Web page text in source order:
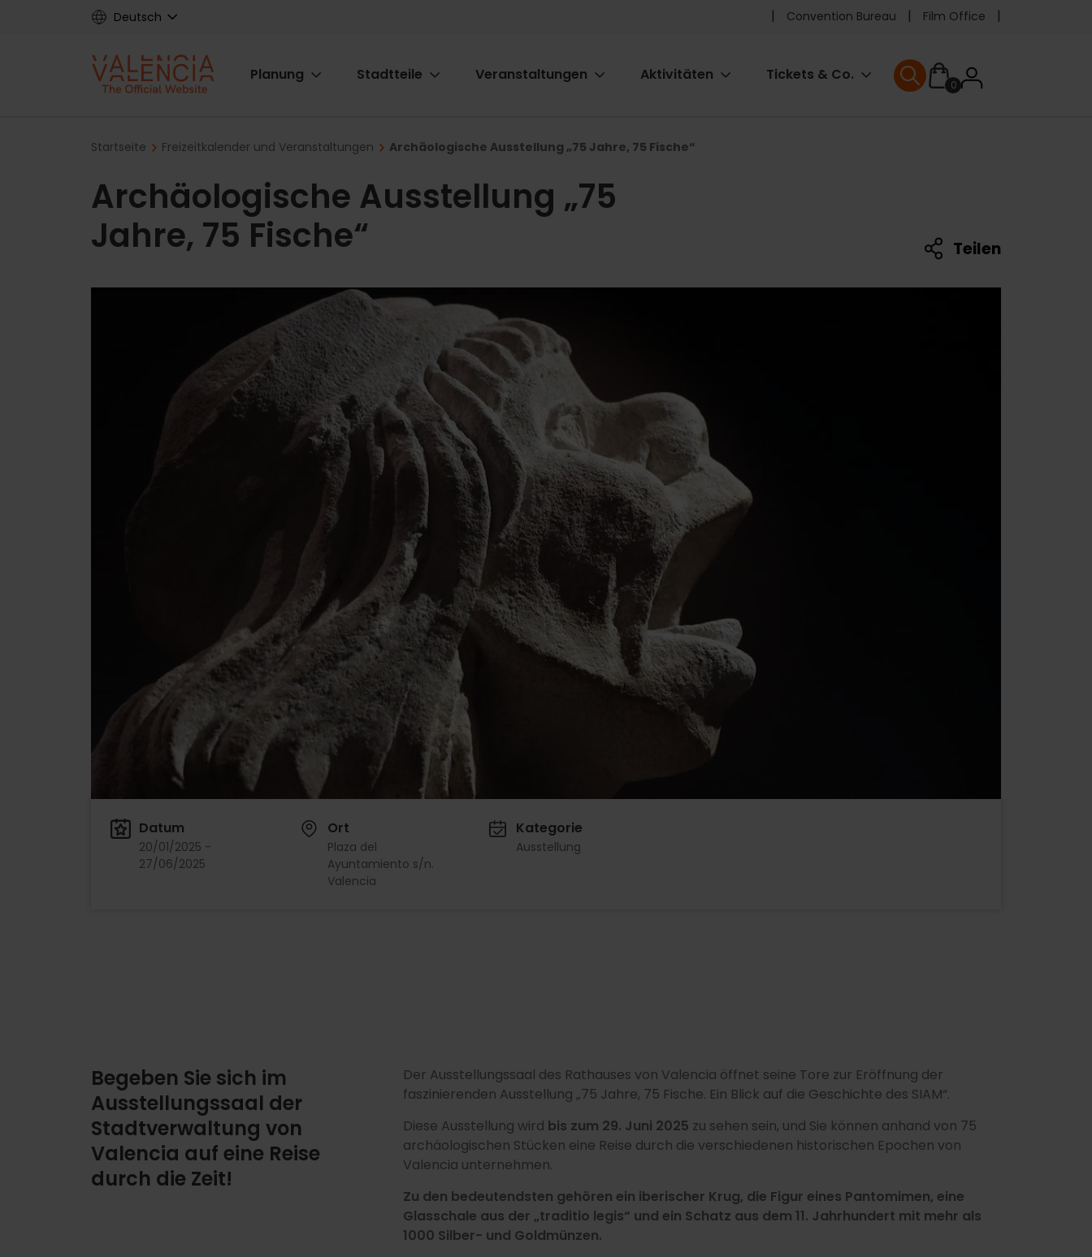
Deutsch
Pre
header
Convention Bureau Film Office
Main
Planung Stadtteile Veranstaltungen Aktivitäten Tickets & Co.
0User
User menu
Breadcrumb
Startseite Freizeitkalender und Veranstaltungen Archäologische Ausstellung „75 Jahre, 75 Fische“
Archäologische Ausstellung „75
Jahre, 75 Fische“
Teilen
Datum
20/01/2025 -
27/06/2025
Ort
Plaza del
Ayuntamiento s/n.
Valencia
Kategorie
Ausstellung
Begeben Sie sich im
Ausstellungssaal der
Stadtverwaltung von
Valencia auf eine Reise
durch die Zeit!
Der Ausstellungssaal des Rathauses von Valencia öffnet seine Tore zur Eröffnung der
faszinierenden Ausstellung „75 Jahre, 75 Fische. Ein Blick auf die Geschichte des SIAM“.
Diese Ausstellung wird bis zum 29. Juni 2025 zu sehen sein, und Sie können anhand von 75
archäologischen Stücken eine Reise durch die verschiedenen historischen Epochen von
Valencia unternehmen.
Zu den bedeutendsten gehören ein iberischer Krug, die Figur eines Pantomimen, eine
Glasschale aus der „traditio legis“ und ein Schatz aus dem 11. Jahrhundert mit mehr als
1000 Silber- und Goldmünzen.